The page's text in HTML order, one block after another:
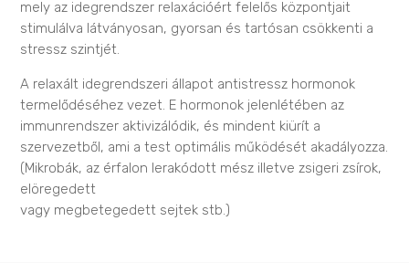
mely az idegrendszer relaxációért felelős központjait
stimulálva látványosan, gyorsan és tartósan csökkenti a
stressz szintjét.
A relaxált idegrendszeri állapot antistressz hormonok
termelődéséhez vezet. E hormonok jelenlétében az
immunrendszer aktivizálódik, és mindent kiürít a
szervezetből, ami a test optimális működését akadályozza.
(Mikrobák, az érfalon lerakódott mész illetve zsigeri zsírok,
elöregedett
vagy megbetegedett sejtek stb.)